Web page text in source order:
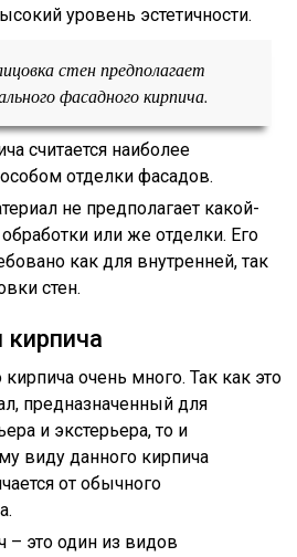
уровень эстетичности.
стен предполагает
фасадного кирпича.
считается наиболее
отделки фасадов.
не предполагает какой-
или же отделки. Его
как для внутренней, так
стен.
кирпича
очень много. Так как это
предназначенный для
и экстерьера, то и
виду данного кирпича
от обычного
это один из видов